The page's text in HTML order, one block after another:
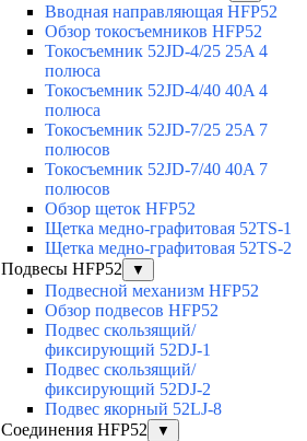
Вводная направляющая HFP52
Обзор токосъемников HFP52
Токосъемник 52JD-4/25 25A 4
полюса
Токосъемник 52JD-4/40 40A 4
полюса
Токосъемник 52JD-7/25 25A 7
полюсов
Токосъемник 52JD-7/40 40A 7
полюсов
Обзор щеток HFP52
Щетка медно-графитовая 52TS-1
Щетка медно-графитовая 52TS-2
Подвесы HFP52
▼
Подвесной механизм HFP52
Обзор подвесов HFP52
Подвес скользящий/
фиксирующий 52DJ-1
Подвес скользящий/
фиксирующий 52DJ-2
Подвес якорный 52LJ-8
Соединения HFP52
▼